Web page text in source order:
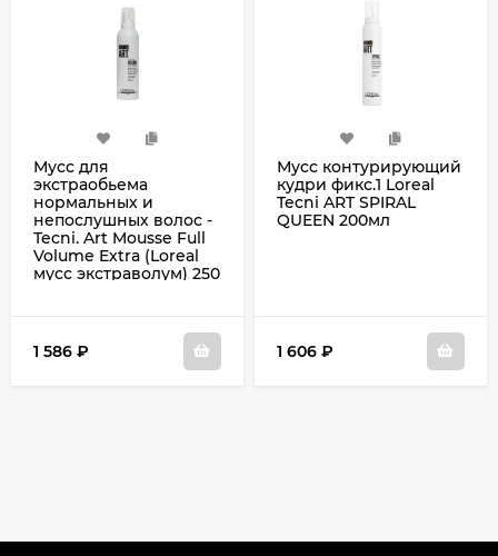
Мусс для
экстраобьема
нормальных и
непослушных волос -
Tecni. Art Mousse Full
Volume Extra (Loreal
мусс экстраволум) 250
1 586 ₽
Мусс контурирующий
кудри фикс.1 Loreal
Tecni ART SPIRAL
QUEEN 200мл
1 606 ₽